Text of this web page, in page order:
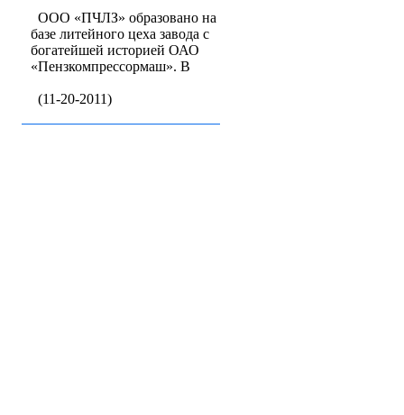
ООО «ПЧЛЗ» образовано на
базе литейного цеха завода с
богатейшей историей ОАО
«Пензкомпрессормаш». В
(11-20-2011)